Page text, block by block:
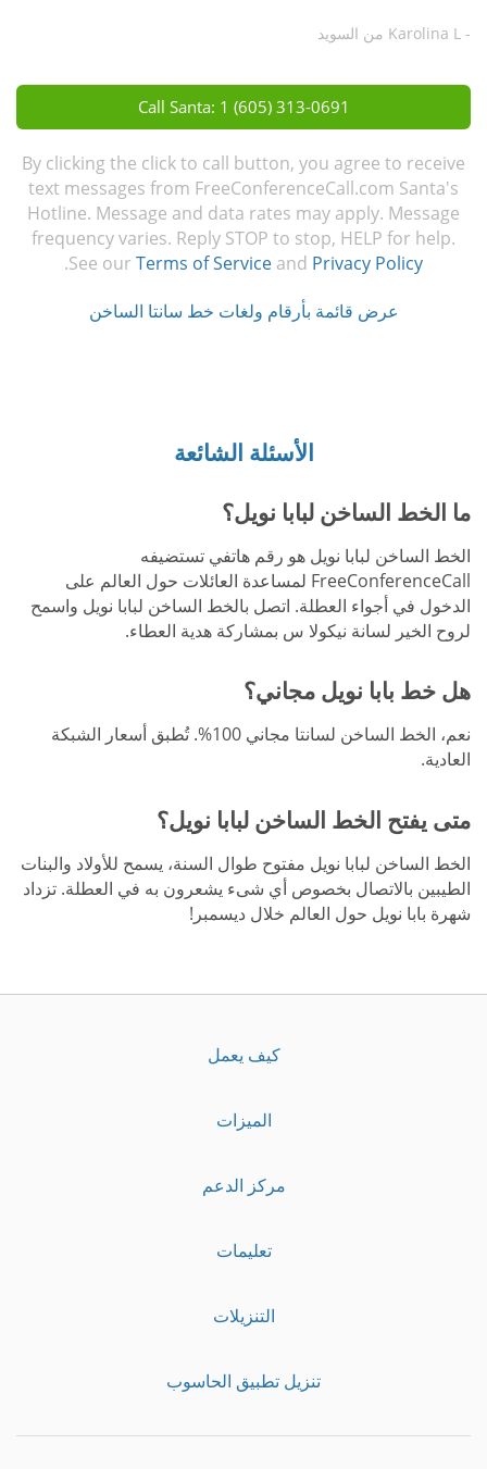
- Karolina L من السويد
Call Santa: 1 (605) 313-0691
By clicking the click to call button, you agree to receive
text messages from FreeConferenceCall.com Santa's
Hotline. Message and data rates may apply. Message
frequency varies. Reply STOP to stop, HELP for help.
See our Terms of Service and Privacy Policy
.
عرض قائمة بأرقام ولغات خط سانتا الساخن
الأسئلة الشائعة
ما الخط الساخن لبابا نويل؟
الخط الساخن لبابا نويل هو رقم هاتفي تستضيفه
FreeConferenceCall لمساعدة العائلات حول العالم على
الدخول في أجواء العطلة. اتصل بالخط الساخن لبابا نويل واسمح
لروح الخير لسانة نيكولا س بمشاركة هدية العطاء.
هل خط بابا نويل مجاني؟
نعم، الخط الساخن لسانتا مجاني 100%. تُطبق أسعار الشبكة
العادية.
متى يفتح الخط الساخن لبابا نويل؟
الخط الساخن لبابا نويل مفتوح طوال السنة، يسمح للأولاد والبنات
الطيبين بالاتصال بخصوص أي شىء يشعرون به في العطلة. تزداد
شهرة بابا نويل حول العالم خلال ديسمبر!
كيف يعمل
الميزات
مركز الدعم
تعليمات
التنزيلات
تنزيل تطبيق الحاسوب